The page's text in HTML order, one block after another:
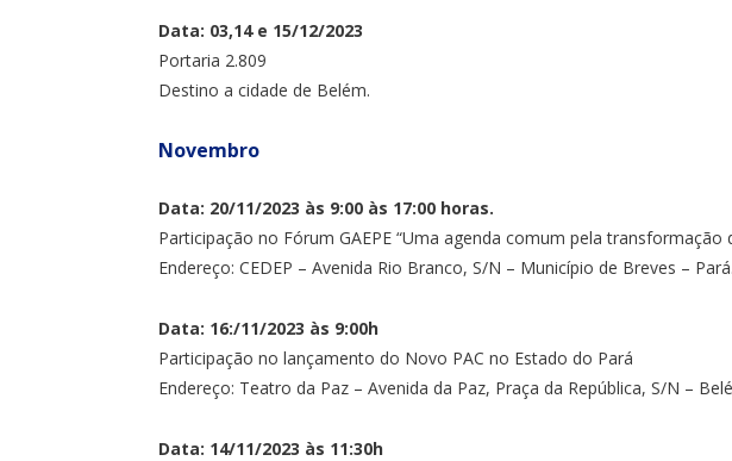
Data: 03,14 e 15/12/2023
Portaria 2.809
Destino a cidade de Belém.
Novembro
Data: 20/11/2023 às 9:00 às 17:00 horas.
Participação no Fórum GAEPE “Uma agenda comum pela transformação
Endereço: CEDEP – Avenida Rio Branco, S/N – Município de Breves – Pará.
Data: 16:/11/2023 às 9:00h
Participação no lançamento do Novo PAC no Estado do Pará
Endereço: Teatro da Paz – Avenida da Paz, Praça da República, S/N –
Data: 14/11/2023 às 11:30h